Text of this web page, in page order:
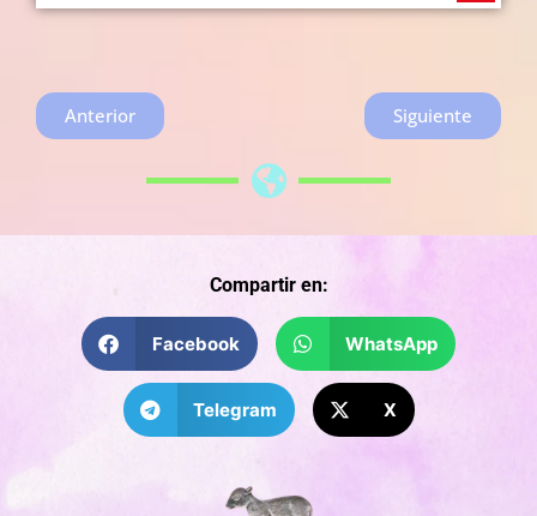
Anterior Siguiente
Compartir en:
Facebook WhatsApp
Telegram X